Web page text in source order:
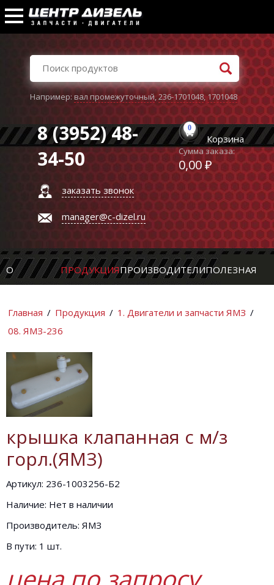
Например:вал промежуточный,236-1701048,1701048
8 (3952) 48-
34-50
заказать звонок
manager@c-dizel.ru
0
Корзина
Сумма заказа:
0,00 ₽
О ПРОДУКЦИЯПРОИЗВОДИТЕЛИПОЛЕЗНАЯ
Главная / Продукция / 1. Двигатели и запчасти ЯМЗ /
08. ЯМЗ-236
крышка клапанная с м/з
горл.(ЯМЗ)
Артикул: 236-1003256-Б2
Наличие: Нет в наличии
Производитель: ЯМЗ
В пути: 1 шт.